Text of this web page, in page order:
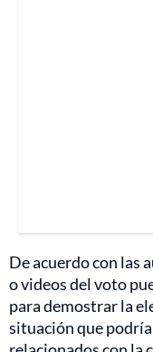
De acuerdo con las
o videos del voto
para demostrar la
situación que